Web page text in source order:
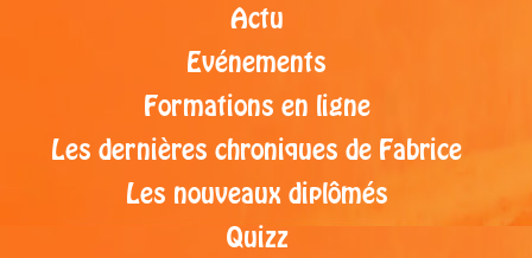
Actu
Evénements
Formations en ligne
Les dernières chroniques de Fabrice
Les nouveaux diplômés
Quizz